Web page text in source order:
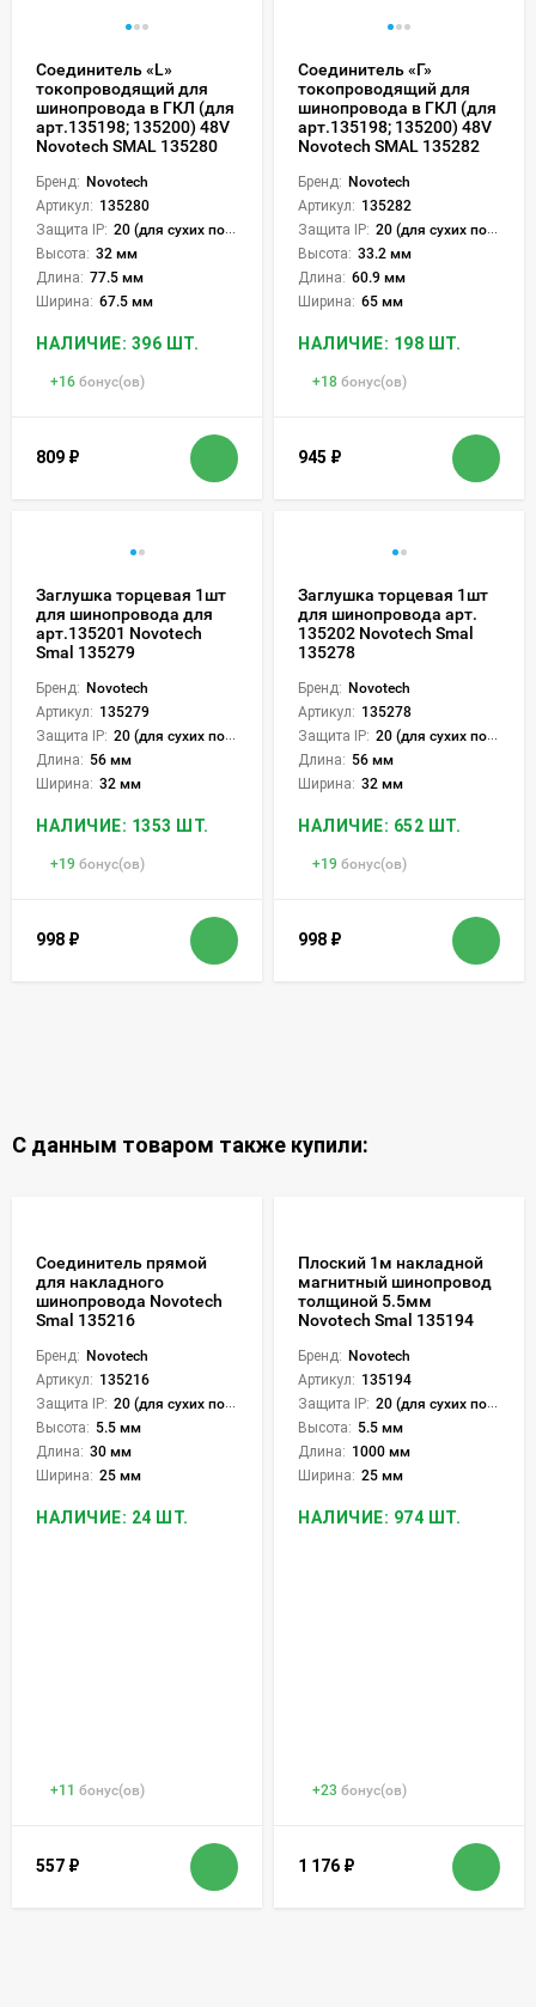
Соединитель «L»
токопроводящий для
шинопровода в ГКЛ (для
арт.135198; 135200) 48V
Novotech SMAL 135280
Бренд: Novotech
Артикул: 135280
Защита IP: 20 (для сухих пом.)
Высота: 32 мм
Длина: 77.5 мм
Ширина: 67.5 мм
НАЛИЧИЕ: 396 ШТ.
+16 бонус(ов)
809 ₽
Соединитель «Г»
токопроводящий для
шинопровода в ГКЛ (для
арт.135198; 135200) 48V
Novotech SMAL 135282
Бренд: Novotech
Артикул: 135282
Защита IP: 20 (для сухих пом.)
Высота: 33.2 мм
Длина: 60.9 мм
Ширина: 65 мм
НАЛИЧИЕ: 198 ШТ.
+18 бонус(ов)
945 ₽
Заглушка торцевая 1шт
для шинопровода для
арт.135201 Novotech
Smal 135279
Бренд: Novotech
Артикул: 135279
Защита IP: 20 (для сухих пом.)
Длина: 56 мм
Ширина: 32 мм
НАЛИЧИЕ: 1353 ШТ.
+19 бонус(ов)
998 ₽
Заглушка торцевая 1шт
для шинопровода арт.
135202 Novotech Smal
135278
Бренд: Novotech
Артикул: 135278
Защита IP: 20 (для сухих пом.)
Длина: 56 мм
Ширина: 32 мм
НАЛИЧИЕ: 652 ШТ.
+19 бонус(ов)
998 ₽
С данным товаром также купили:
Соединитель прямой
для накладного
шинопровода Novotech
Smal 135216
Бренд: Novotech
Артикул: 135216
Защита IP: 20 (для сухих пом.)
Высота: 5.5 мм
Длина: 30 мм
Ширина: 25 мм
НАЛИЧИЕ: 24 ШТ.
+11 бонус(ов)
557 ₽
Плоский 1м накладной
магнитный шинопровод
толщиной 5.5мм
Novotech Smal 135194
Бренд: Novotech
Артикул: 135194
Защита IP: 20 (для сухих пом.)
Высота: 5.5 мм
Длина: 1000 мм
Ширина: 25 мм
НАЛИЧИЕ: 974 ШТ.
+23 бонус(ов)
1 176 ₽